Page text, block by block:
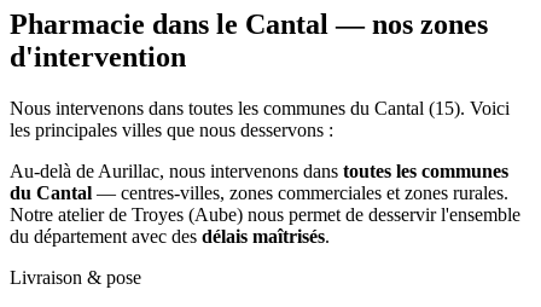
Pharmacie dans le Cantal —nos zones
d'intervention
Nous intervenons dans toutes les communes du Cantal (15). Voici
les principales villes que nous desservons :
Au-delà de Aurillac, nous intervenons dans toutes les communes
du Cantal — centres-villes, zones commerciales et zones rurales.
Notre atelier de Troyes (Aube) nous permet de desservir l'ensemble
du département avec des délais maîtrisés.
Livraison & pose